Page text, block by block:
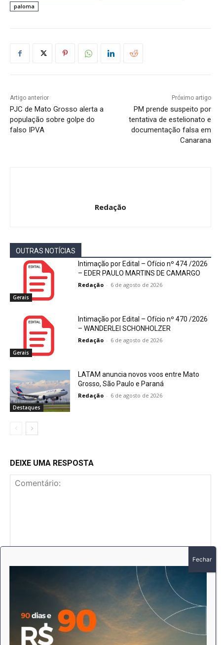
paloma
Artigo anterior
PJC de Mato Grosso alerta a
população sobre golpe do
falso IPVA
Próximo artigo
PM prende suspeito por
tentativa de estelionato e
documentação falsa em
Canarana
Redação
OUTRAS NOTÍCIAS
Gerais
Intimação por Edital – Ofício nº 474 /2026
– EDER PAULO MARTINS DE CAMARGO
Redação - 6 de agosto de 2026
Gerais
Intimação por Edital – Ofício nº 470 /2026
– WANDERLEI SCHONHOLZER
Redação - 6 de agosto de 2026
Destaques
LATAM anuncia novos voos entre Mato
Grosso, São Paulo e Paraná
Redação - 6 de agosto de 2026
DEIXE UMA RESPOSTA